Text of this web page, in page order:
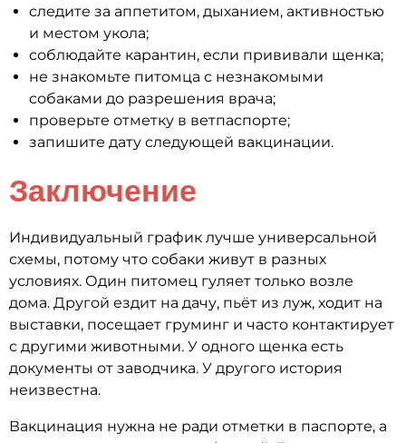
следите за аппетитом, дыханием, активностью
и местом укола;
соблюдайте карантин, если прививали щенка;
не знакомьте питомца с незнакомыми
собаками до разрешения врача;
проверьте отметку в ветпаспорте;
запишите дату следующей вакцинации.
Заключение
Индивидуальный график лучше универсальной
схемы, потому что собаки живут в разных
условиях. Один питомец гуляет только возле
дома. Другой ездит на дачу, пьёт из луж, ходит на
выставки, посещает груминг и часто контактирует
с другими животными. У одного щенка есть
документы от заводчика. У другого история
неизвестна.
Вакцинация нужна не ради отметки в паспорте, а